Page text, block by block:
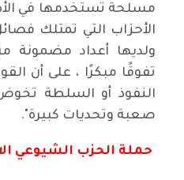
مسلحة تستخدمها في
الأحزاب التي تمتلك
ولديها أعداد مضمونة
تفوقًا مبكرًا ، على أن
النفوذ أو السلطة
صعبة وتحديات كبيرة".
حملة الحزب الشيوعي